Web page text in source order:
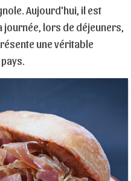
Aujourd'hui, il est
lors de déjeuners,
une véritable